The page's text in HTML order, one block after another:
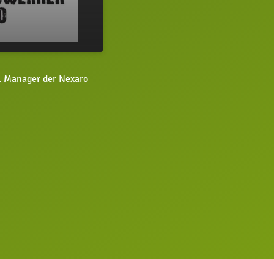
24:18
der Nexaro